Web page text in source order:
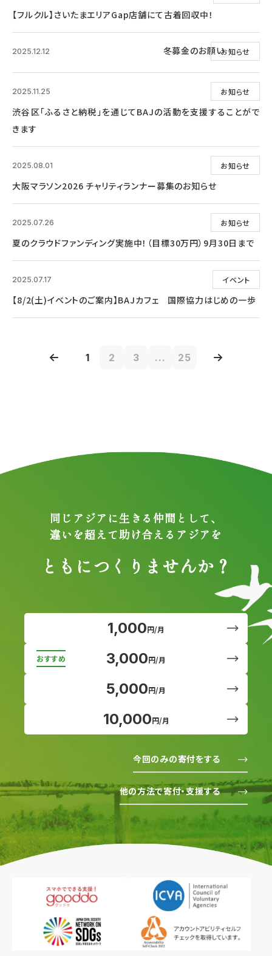
【フルクル】さいたまエリアGap店舗にて古着回収中！
お知らせ
2025.12.12 冬募金のお願い
お知らせ
2025.11.25
渋谷区「ふるさと納税」を通じてBAJの活動を支援することがで
きます
お知らせ
2025.08.01
大阪マラソン2026 チャリティランナー募集のお知らせ
お知らせ
2025.07.26
夏のクラウドファンディング実施中！（目標30万円）9月30日まで
イベント
2025.07.17
【8/2(土)イベントのご案内】BAJカフェ 国際協力はじめの一歩
1 2 3 ... 25
同じアジアに生きる仲間として、
違いを超えて助け合えるアジアを
ともにつくりませんか？
1,000円/月
3,000円/月
5,000円/月
10,000円/月
今回のみの寄付をする
他の方法で寄付・支援する